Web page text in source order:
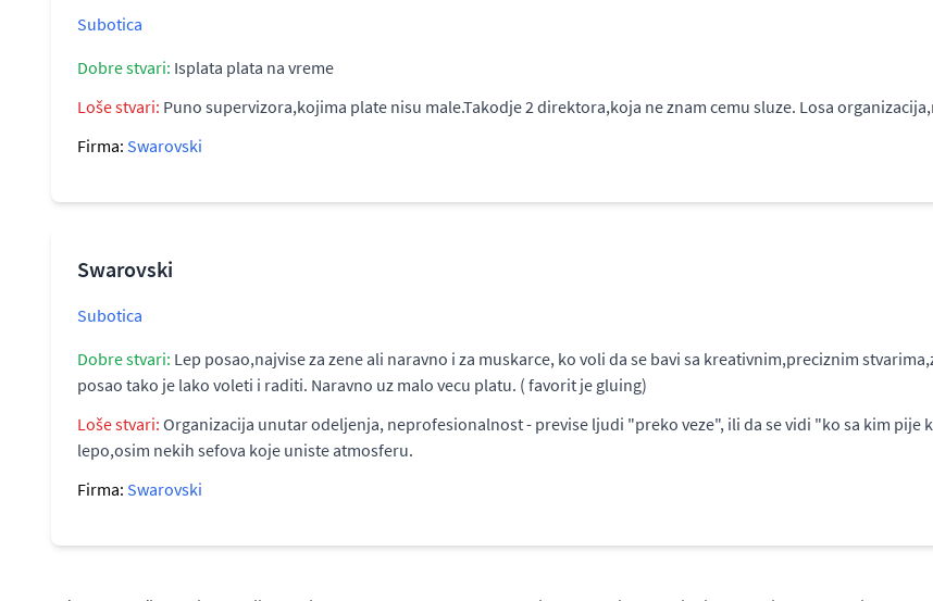
Subotica
Dobre stvari: Isplata plata na vreme
Loše stvari: Puno supervizora,kojima plate nisu male.Takodje 2 direktora,koja ne znam cemu sluze. Losa
Firma: Swarovski
Swarovski
Subotica
Dobre stvari: Lep posao,najvise za zene ali naravno i za muskarce, ko voli da se bavi sa kreativnim,preciznim
posao tako je lako voleti i raditi. Naravno uz malo vecu platu. ( favorit je gluing)
Loše stvari: Organizacija unutar odeljenja, neprofesionalnost - previse ljudi "preko veze", ili da se vidi "ko sa kim pije
lepo,osim nekih sefova koje uniste atmosferu.
Firma: Swarovski